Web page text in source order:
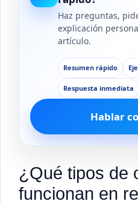
Haz preguntas,
explicación
artículo.
Resumen rápido
Respuesta inmediata
Hablar
¿Qué tipos de
funcionan en